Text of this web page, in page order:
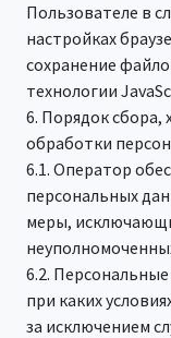
Пользователе в
настройках
сохранение
технологии
6. Порядок сбора,
обработки
6.1. Оператор
персональных
меры,
6.2.
при каких
за исключением